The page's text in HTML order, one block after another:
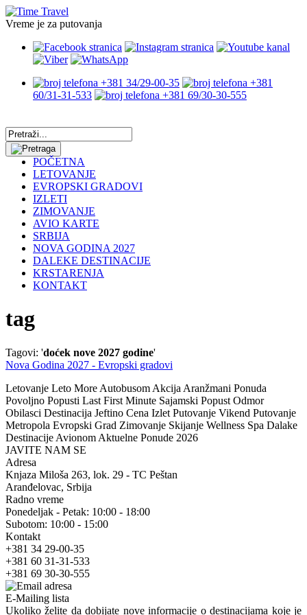
Vreme je za putovanja
+381 34/29-00-35
+381
60/31-31-533
+381 69/30-30-555
POČETNA
LETOVANJE
EVROPSKI GRADOVI
IZLETI
ZIMOVANJE
AVIO KARTE
SRBIJA
NOVA GODINA 2027
DALEKE DESTINACIJE
KRSTARENJA
KONTAKT
tag
Tagovi: 'doćek nove 2027 godine'
Nova Godina 2027 - Evropski gradovi
Letovanje Leto More Autobusom Akcija Aranžmani Ponuda
Povoljno Popusti Last First Minute Sajamski Popust Odmor
Obilasci Destinacija Jeftino Cena Izlet Putovanje Vikend Putovanje
Metropola Evropski Grad Zimovanje Skijanje Wellness Spa Dalake
Destinacije Avionom Aktuelne Ponude 2026
JAVITE NAM SE
Adresa
Knjaza Miloša 263, lok. 29 - TC Peštan
Aranđelovac, Srbija
Radno vreme
Ponedeljak - Petak: 10:00 - 18:00
Subotom: 10:00 - 15:00
Kontakt
+381 34 29-00-35
+381 60 31-31-533
+381 69 30-30-555
E-Mailing lista
Ukoliko želite da dobijate nove informacije o destinacijama koje je